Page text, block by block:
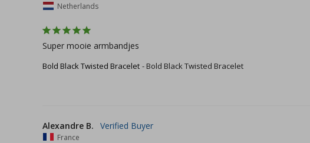
Netherlands
Super mooie armbandjes
Bold Black Twisted Bracelet Bold Black Twisted Bracelet
Alexandre B.
France